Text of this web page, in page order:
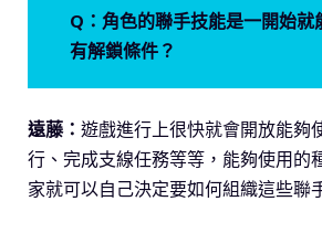
Q：角色的聯手技能是一開始就
有解鎖條件？
遠藤： 遊戲進行上很快就會開放能夠
行、完成支線任務等等，能夠使用的
家就可以自己決定要如何組織這些聯